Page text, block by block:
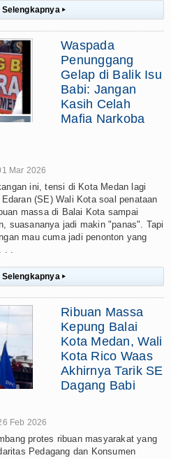
Selengkapnya ▸
Waspada
Penunggang
Gelap di Balik Isu
Babi: Jangan
Kasih Celah
Mafia Narkoba
Mar 2026
ini, tensi di Kota Medan lagi
(SE) Wali Kota soal penataan
massa di Balai Kota sampai
suasananya jadi makin "panas". Tapi
mau cuma jadi penonton yang
. .
Selengkapnya ▸
Ribuan Massa
Kepung Balai
Kota Medan, Wali
Kota Rico Waas
Akhirnya Tarik SE
Dagang Babi
Feb 2026
protes ribuan masyarakat yang
Pedagang dan Konsumen